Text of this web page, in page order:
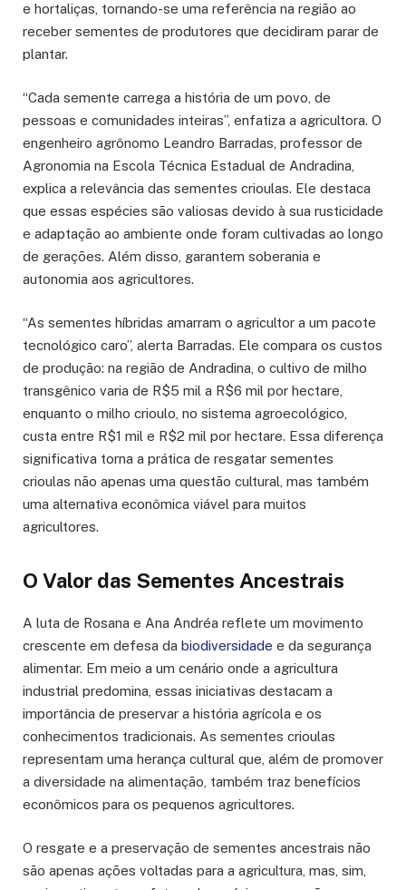
e hortaliças, tornando-se uma referência na região ao
receber sementes de produtores que decidiram parar de
plantar.
“Cada semente carrega a história de um povo, de
pessoas e comunidades inteiras”, enfatiza a agricultora. O
engenheiro agrônomo Leandro Barradas, professor de
Agronomia na Escola Técnica Estadual de Andradina,
explica a relevância das sementes crioulas. Ele destaca
que essas espécies são valiosas devido à sua rusticidade
e adaptação ao ambiente onde foram cultivadas ao longo
de gerações. Além disso, garantem soberania e
autonomia aos agricultores.
“As sementes híbridas amarram o agricultor a um pacote
tecnológico caro”, alerta Barradas. Ele compara os custos
de produção: na região de Andradina, o cultivo de milho
transgênico varia de R$5 mil a R$6 mil por hectare,
enquanto o milho crioulo, no sistema agroecológico,
custa entre R$1 mil e R$2 mil por hectare. Essa diferença
significativa torna a prática de resgatar sementes
crioulas não apenas uma questão cultural, mas também
uma alternativa econômica viável para muitos
agricultores.
O Valor das Sementes Ancestrais
A luta de Rosana e Ana Andréa reflete um movimento
crescente em defesa da biodiversidade e da segurança
alimentar. Em meio a um cenário onde a agricultura
industrial predomina, essas iniciativas destacam a
importância de preservar a história agrícola e os
conhecimentos tradicionais. As sementes crioulas
representam uma herança cultural que, além de promover
a diversidade na alimentação, também traz benefícios
econômicos para os pequenos agricultores.
O resgate e a preservação de sementes ancestrais não
são apenas ações voltadas para a agricultura, mas, sim,